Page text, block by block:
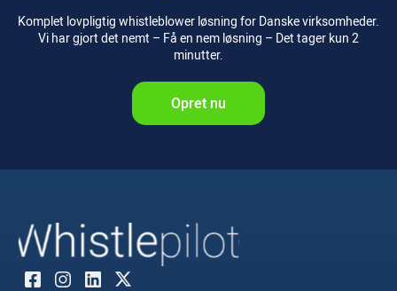
Komplet lovpligtig whistleblower løsning for Danske virksomheder.
Vi har gjort det nemt – Få en nem løsning – Det tager kun 2
minutter.
Opret nu